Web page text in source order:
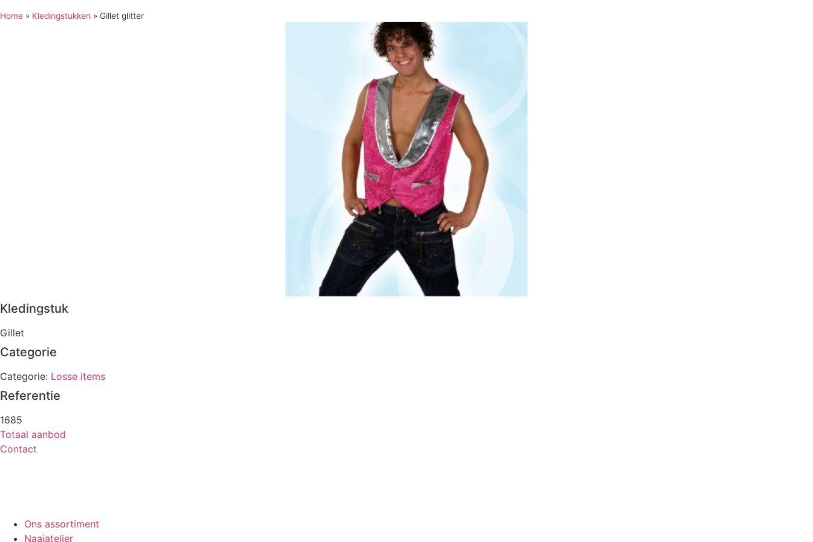
Home » Kledingstukken » Gillet glitter
Kledingstuk
Gillet
Categorie
Categorie: Losse items
Referentie
1685
Totaal aanbod
Contact
Ons assortiment
Naaiatelier